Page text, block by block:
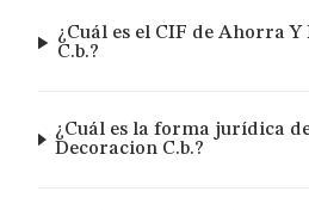
¿Cuál es el CIF de Ahorra
C.b.?
¿Cuál es la forma jurídica
Decoracion C.b.?